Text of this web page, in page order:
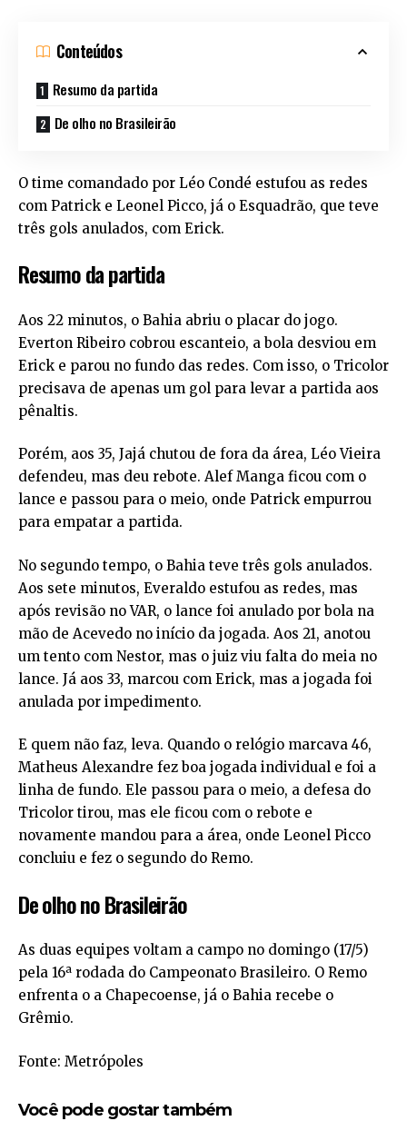
Conteúdos
Resumo da partida
De olho no Brasileirão
O time comandado por Léo Condé estufou as redes
com Patrick e Leonel Picco, já o Esquadrão, que teve
três gols anulados, com Erick.
Resumo da partida
Aos 22 minutos, o Bahia abriu o placar do jogo.
Everton Ribeiro cobrou escanteio, a bola desviou em
Erick e parou no fundo das redes. Com isso, o Tricolor
precisava de apenas um gol para levar a partida aos
pênaltis.
Porém, aos 35, Jajá chutou de fora da área, Léo Vieira
defendeu, mas deu rebote. Alef Manga ficou com o
lance e passou para o meio, onde Patrick empurrou
para empatar a partida.
No segundo tempo, o Bahia teve três gols anulados.
Aos sete minutos, Everaldo estufou as redes, mas
após revisão no VAR, o lance foi anulado por bola na
mão de Acevedo no início da jogada. Aos 21, anotou
um tento com Nestor, mas o juiz viu falta do meia no
lance. Já aos 33, marcou com Erick, mas a jogada foi
anulada por impedimento.
E quem não faz, leva. Quando o relógio marcava 46,
Matheus Alexandre fez boa jogada individual e foi a
linha de fundo. Ele passou para o meio, a defesa do
Tricolor tirou, mas ele ficou com o rebote e
novamente mandou para a área, onde Leonel Picco
concluiu e fez o segundo do Remo.
De olho no Brasileirão
As duas equipes voltam a campo no domingo (17/5)
pela 16ª rodada do Campeonato Brasileiro. O Remo
enfrenta o a Chapecoense, já o Bahia recebe o
Grêmio.
Fonte: Metrópoles
Você pode gostar também